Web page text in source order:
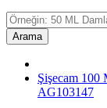
Arama
Şişecam 100
AG103147